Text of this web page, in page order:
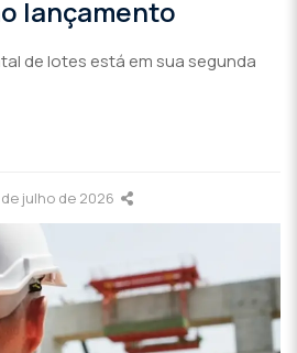
lançamento
de lotes está em sua segunda
de julho de 2026